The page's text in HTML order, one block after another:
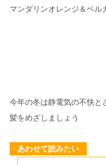
マンダリンオレンジ＆ベル
今年の冬は静電気の不快と
髪をめざしましょう
あわせて読みたい